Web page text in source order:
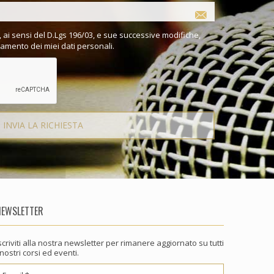
sensi del D.Lgs 196/03, e sue successive modifiche,
dei miei dati personali.
alla nostra newsletter per rimanere aggiornato su tutti
corsi ed eventi.